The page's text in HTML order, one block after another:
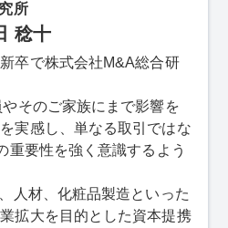
所
稔十
卒で株式会社M&A総合研
そのご家族にまで影響を
実感し、単なる取引ではな
重要性を強く意識するよう
人材、化粧品製造といった
拡大を目的とした資本提携